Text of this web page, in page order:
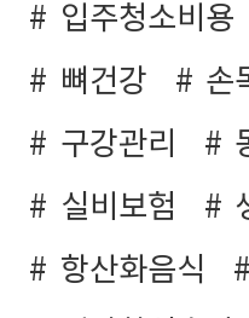
입주청소비용
뼈건강
손
구강관리
실비보험
항산화음식